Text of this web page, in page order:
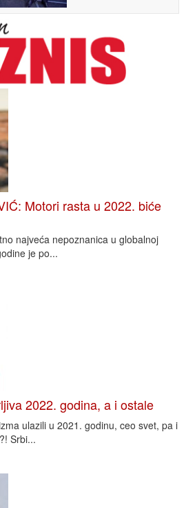
Motori rasta u 2022. biće
najveća nepoznanica u globalnoj
je po...
2022. godina, a i ostale
ulazili u 2021. godinu, ceo svet, pa i
Srbi...